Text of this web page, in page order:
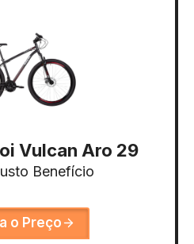
Vulcan Aro 29
Benefício
o Preço